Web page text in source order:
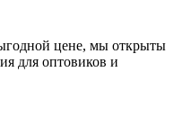
цене, мы открыты
для оптовиков и